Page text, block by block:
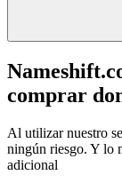
comprar
Al utilizar nuestro
ningún riesgo. Y lo
adicional